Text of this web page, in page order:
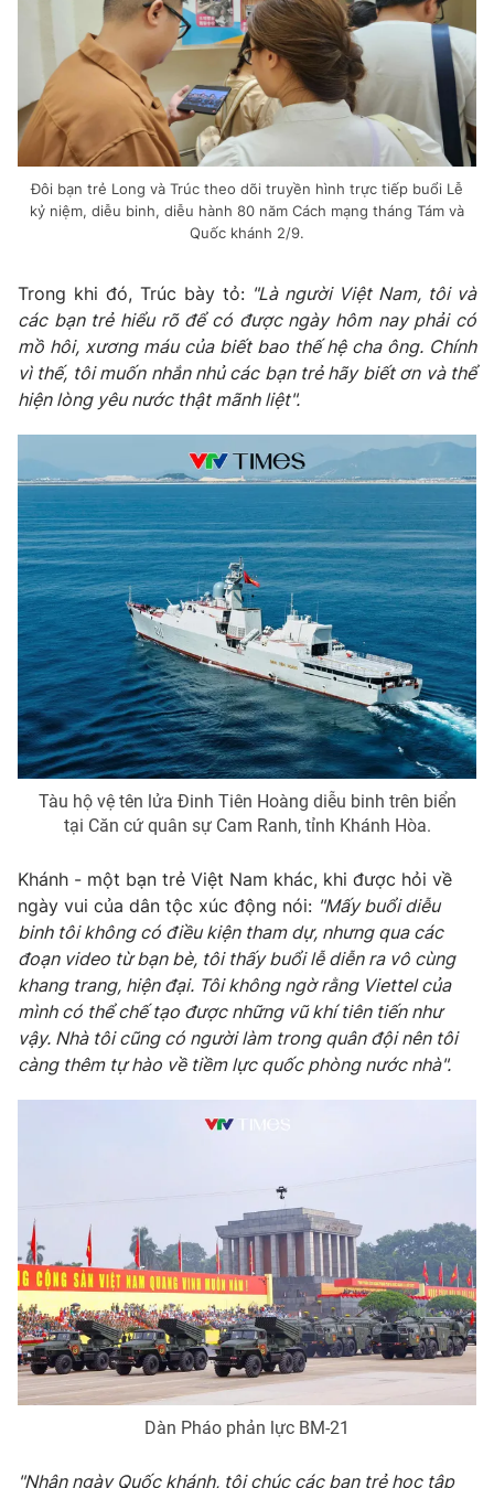
Photo Infographic
Video Shorts video
VTV Money VTV Thể thao
Bất động sản
Thị trường 24h Tấm lòng Việt
VTV4 Vươn mình bằng AI
Liên hệ tòa soạn English
THỜI BÁO VTV
Theo dõi báo trên
Cơ quan chủ quản:Đài Truyền hình Việt Nam
Cơ quan báo chí: Thời báo VTV
Giấy phép hoạt động báo in và báo điện tử số 483/GP-BTTTT
Tổng Biên tập: Vũ Thanh Thủy
Phó Tổng Biên tập:Nguyễn Thị Mỹ Hạnh, Phạm Quốc Thắng,
Nguyễn Trọng Ninh
Tổng đài VTV:
024.38 355 931 - 024.38 355 932
Ðiện thoại Thời báo VTV:024.66 897 897
Email:toasoan@vtv.vn
Liên hệ quảng cáo:024-7300.7108
® Cấm sao chép dưới mọi hình thức nếu không có sự chấp
thuận bằng văn bản. Ghi rõ nguồn VTV.vn khi phát hành lại
thông tin từ website này.
Đôi bạn trẻ Long và Trúc theo dõi truyền hình trực tiếp buổi Lễ
kỷ niệm, diễu binh, diễu hành 80 năm Cách mạng tháng Tám và
Quốc khánh 2/9.
Trong khi đó, Trúc bày tỏ: "Là người Việt Nam, tôi và
các bạn trẻ hiểu rõ để có được ngày hôm nay phải có
mồ hôi, xương máu của biết bao thế hệ cha ông. Chính
vì thế, tôi muốn nhắn nhủ các bạn trẻ hãy biết ơn và thể
hiện lòng yêu nước thật mãnh liệt".
Tàu hộ vệ tên lửa Đinh Tiên Hoàng diễu binh trên biển
tại Căn cứ quân sự Cam Ranh, tỉnh Khánh Hòa.
Khánh - một bạn trẻ Việt Nam khác, khi được hỏi về
ngày vui của dân tộc xúc động nói: "Mấy buổi diễu
binh tôi không có điều kiện tham dự, nhưng qua các
đoạn video từ bạn bè, tôi thấy buổi lễ diễn ra vô cùng
khang trang, hiện đại. Tôi không ngờ rằng Viettel của
mình có thể chế tạo được những vũ khí tiên tiến như
vậy. Nhà tôi cũng có người làm trong quân đội nên tôi
càng thêm tự hào về tiềm lực quốc phòng nước nhà".
Dàn Pháo phản lực BM-21
"Nhân ngày Quốc khánh, tôi chúc các bạn trẻ học tập